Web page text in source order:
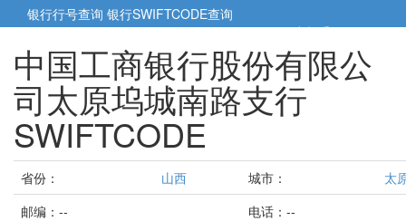
银行行号查询 银行SWIFTCODE查询
5cm小帮手5cm.cn
中国工商银行股份有限公
司太原坞城南路支行
SWIFTCODE
省份： 山西 城市：
太
邮编：--
电话：--